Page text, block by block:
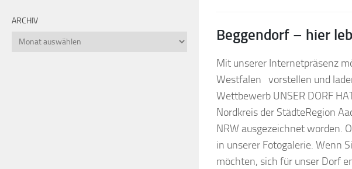
Beggendorf – hier
Mit unserer Internetpräsenz
Westfalen vorstellen und
Wettbewerb UNSER DORF
Nordkreis der StädteRegion
NRW ausgezeichnet worden.
in unserer Fotogalerie. Wenn
möchten, sich für unser Dorf
ARCHIV
Archiv